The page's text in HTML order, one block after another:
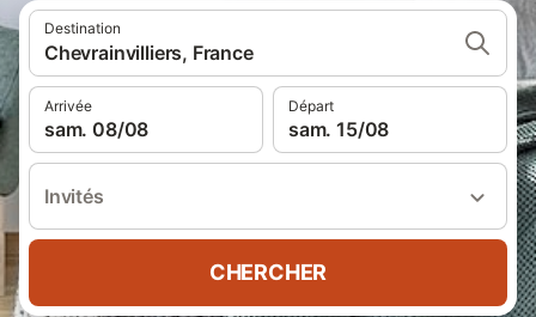
Destination
Chevrainvilliers, France
Arrivée
sam. 08/08
Départ
sam. 15/08
Invités
CHERCHER